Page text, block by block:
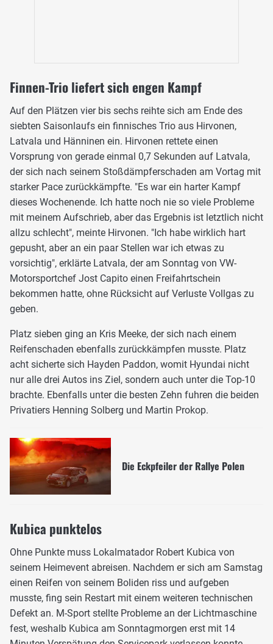
Finnen-Trio liefert sich engen Kampf
Auf den Plätzen vier bis sechs reihte sich am Ende des
siebten Saisonlaufs ein finnisches Trio aus Hirvonen,
Latvala und Hänninen ein. Hirvonen rettete einen
Vorsprung von gerade einmal 0,7 Sekunden auf Latvala,
der sich nach seinem Stoßdämpferschaden am Vortag mit
starker Pace zurückkämpfte. "Es war ein harter Kampf
dieses Wochenende. Ich hatte noch nie so viele Probleme
mit meinem Aufschrieb, aber das Ergebnis ist letztlich nicht
allzu schlecht", meinte Hirvonen. "Ich habe wirklich hart
gepusht, aber an ein paar Stellen war ich etwas zu
vorsichtig", erklärte Latvala, der am Sonntag von VW-
Motorsportchef Jost Capito einen Freifahrtschein
bekommen hatte, ohne Rücksicht auf Verluste Vollgas zu
geben.
Platz sieben ging an Kris Meeke, der sich nach einem
Reifenschaden ebenfalls zurückkämpfen musste. Platz
acht sicherte sich Hayden Paddon, womit Hyundai nicht
nur alle drei Autos ins Ziel, sondern auch unter die Top-10
brachte. Ebenfalls unter die besten Zehn fuhren die beiden
Privatiers Henning Solberg und Martin Prokop.
Die Eckpfeiler der Rallye Polen
Kubica punktelos
Ohne Punkte muss Lokalmatador Robert Kubica von
seinem Heimevent abreisen. Nachdem er sich am Samstag
einen Reifen von seinem Boliden riss und aufgeben
musste, fing sein Restart mit einem weiteren technischen
Defekt an. M-Sport stellte Probleme an der Lichtmaschine
fest, weshalb Kubica am Sonntagmorgen erst mit 14